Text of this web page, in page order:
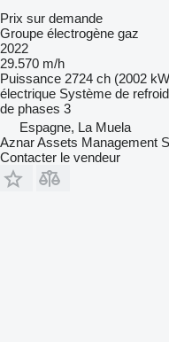
Prix sur demande
Groupe électrogène gaz
2022
29.570 m/h
Puissance 2724 ch (2002
électrique Système de
de phases 3
Espagne, La Muela
Aznar Assets Management
Contacter le vendeur